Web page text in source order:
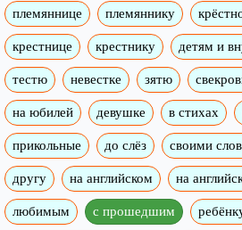
племяннице племяннику
крестнице крестнику детям и
тестю невестке зятю
на юбилей девушке в стихах
прикольные до слёз своими
другу на английском на
любимым с прошедшим